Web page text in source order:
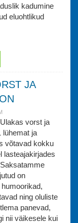
kadumine
eluohtlikud
JA
vorst ja
lühemat ja
võtavad kokku
lasteajakirjades
on
ning oluliste
panevad,
nii väikesele kui